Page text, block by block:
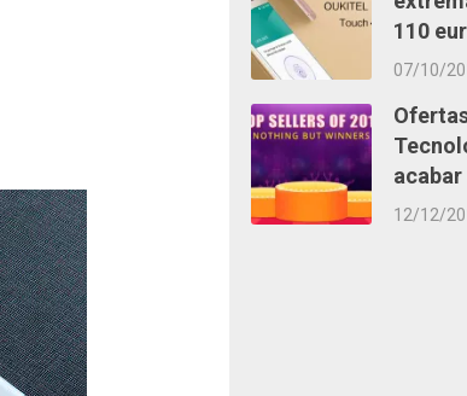
110
07/10/
acabar
12/12/